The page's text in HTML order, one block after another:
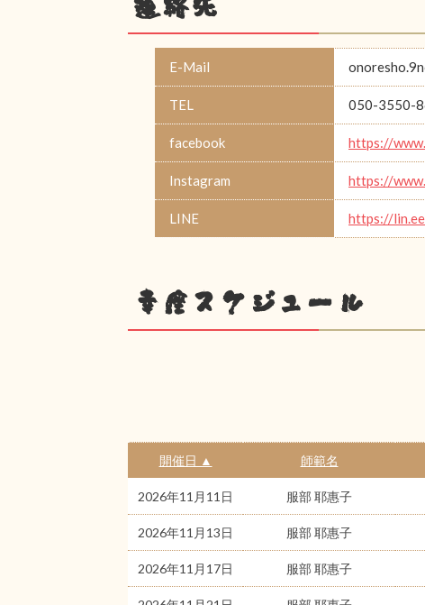
E-Mail
TEL 050-3550-
facebook https://
Instagram https://
LINE https://
幸座スケジュール
開催日 ▲ 師範名
2026年11月11日 服部 耶惠子
2026年11月13日 服部 耶惠子
2026年11月17日 服部 耶惠子